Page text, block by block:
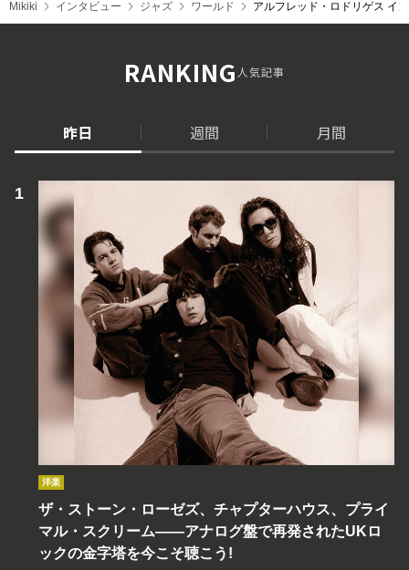
Mikiki インタビュー ジャズ ワールド アルフレッド・ロドリゲス イ
RANKING人気記事
昨日 週間 月間
洋楽
ザ・ストーン・ローゼズ、チャプターハウス、プライ
マル・スクリーム――アナログ盤で再発されたUKロ
ックの金字塔を今こそ聴こう!